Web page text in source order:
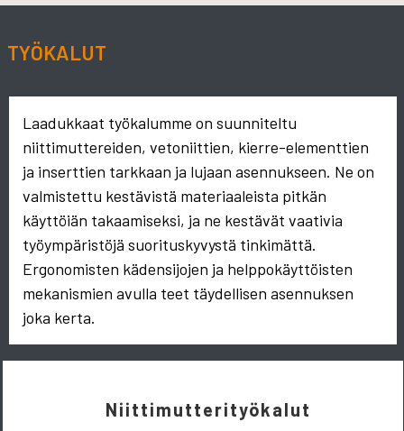
TYÖKALUT
Laadukkaat työkalumme on suunniteltu
niittimuttereiden, vetoniittien, kierre-elementtien
ja inserttien tarkkaan ja lujaan asennukseen. Ne on
valmistettu kestävistä materiaaleista pitkän
käyttöiän takaamiseksi, ja ne kestävät vaativia
työympäristöjä suorituskyvystä tinkimättä.
Ergonomisten kädensijojen ja helppokäyttöisten
mekanismien avulla teet täydellisen asennuksen
joka kerta.
Niittimutterityökalut